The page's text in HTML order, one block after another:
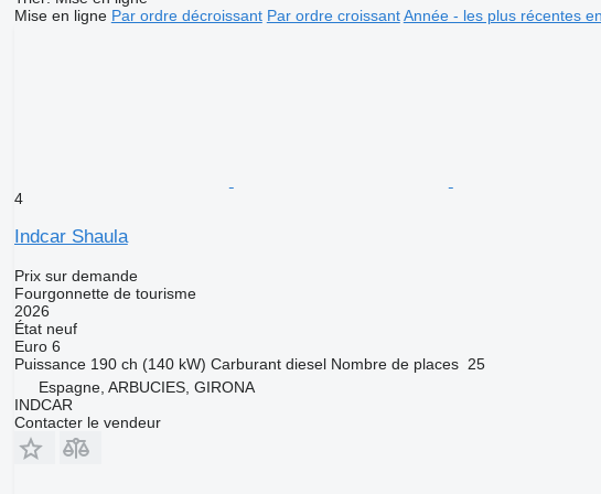
Mise en ligne Par ordre décroissant Par ordre croissant Année - les plus récentes
4
Indcar Shaula
Prix sur demande
Fourgonnette de tourisme
2026
Étatneuf
Euro 6
Puissance 190 ch (140 kW) Carburant diesel Nombre de places 25
Espagne, ARBUCIES, GIRONA
INDCAR
Contacter le vendeur